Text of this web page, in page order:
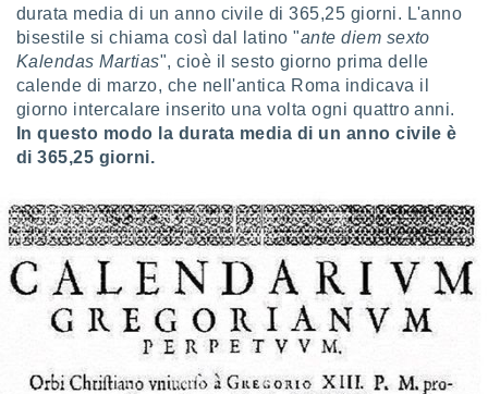
degli
dei
il
o la
di
e
durata media di un anno civile di 365,25 giorni. L'anno
bisestile si chiama così dal latino "ante diem sexto
Kalendas Martias", cioè il sesto giorno prima delle
calende di marzo, che nell'antica Roma indicava il
giorno intercalare inserito una volta ogni quattro anni.
In questo modo la durata media di un anno civile è
di 365,25 giorni.